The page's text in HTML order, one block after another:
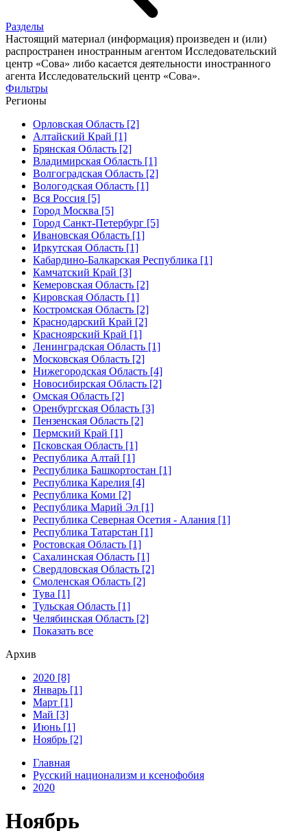
Разделы
Настоящий материал (информация) произведен и (или)
распространен иностранным агентом Исследовательский
центр «Сова» либо касается деятельности иностранного
агента Исследовательский центр «Сова».
Фильтры
Регионы
Орловская Область [2]
Алтайский Край [1]
Брянская Область [2]
Владимирская Область [1]
Волгоградская Область [2]
Вологодская Область [1]
Вся Россия [5]
Город Москва [5]
Город Санкт-Петербург [5]
Ивановская Область [1]
Иркутская Область [1]
Кабардино-Балкарская Республика [1]
Камчатский Край [3]
Кемеровская Область [2]
Кировская Область [1]
Костромская Область [2]
Краснодарский Край [2]
Красноярский Край [1]
Ленинградская Область [1]
Московская Область [2]
Нижегородская Область [4]
Новосибирская Область [2]
Омская Область [2]
Оренбургская Область [3]
Пензенская Область [2]
Пермский Край [1]
Псковская Область [1]
Республика Алтай [1]
Республика Башкортостан [1]
Республика Карелия [4]
Республика Коми [2]
Республика Марий Эл [1]
Республика Северная Осетия - Алания [1]
Республика Татарстан [1]
Ростовская Область [1]
Сахалинская Область [1]
Свердловская Область [2]
Смоленская Область [2]
Тува [1]
Тульская Область [1]
Челябинская Область [2]
Показать все
Архив
2020 [8]
Январь [1]
Март [1]
Май [3]
Июнь [1]
Ноябрь [2]
Главная
Русский национализм и ксенофобия
2020
Ноябрь